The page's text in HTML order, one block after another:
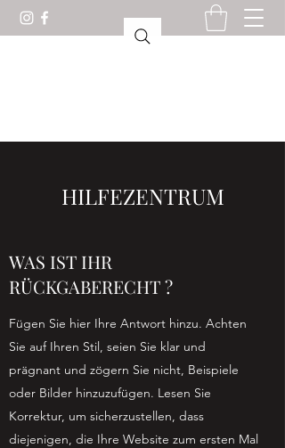
HILFEZENTRUM
WAS IST IHR
RÜCKGABERECHT ?
Fügen Sie hier Ihre Antwort hinzu. Achten
Sie auf Ihren Stil, seien Sie klar und
prägnant und zögern Sie nicht, Beispiele
oder Bilder hinzuzufügen. Lesen Sie
Korrektur, um sicherzustellen, dass
diejenigen, die Ihre Website zum ersten Mal